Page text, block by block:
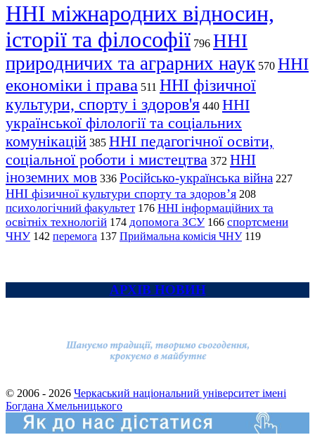
ННІ міжнародних відносин,
історії та філософії 796 ННІ
природничих та аграрних наук 570 ННІ
економіки і права 511 ННІ фізичної
культури, спорту і здоров'я 440 ННІ
української філології та соціальних
комунікацій 385 ННІ педагогічної освіти,
соціальної роботи і мистецтва 372 ННІ
іноземних мов 336 Російсько-українська війна 227
ННІ фізичної культури спорту та здоров’я 208
психологічний факультет 176 ННІ інформаційних та
освітніх технологій 174 допомога ЗСУ 166 спортсмени
ЧНУ 142 перемога 137 Приймальна комісія ЧНУ 119
АРХІВ НОВИН
© 2006 - 2026 Черкаський національний університет імені
Богдана Хмельницького